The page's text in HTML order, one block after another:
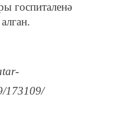
госпиталенә
173109/